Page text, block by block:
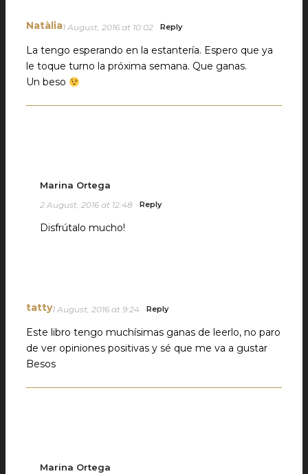
Natàlia1 August, 2016 at 10:02 Reply
La tengo esperando en la estantería. Espero que ya
le toque turno la próxima semana. Que ganas.
Un beso
Marina Ortega
2 August, 2016 at 12:48 Reply
Disfrútalo mucho!
tatty1 August, 2016 at 9:24 Reply
Este libro tengo muchísimas ganas de leerlo, no paro
de ver opiniones positivas y sé que me va a gustar
Besos
Marina Ortega